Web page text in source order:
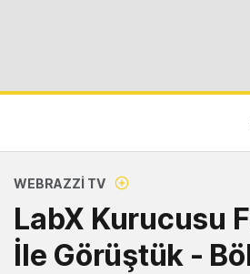
WEBRAZZI TV
LabX Kurucusu
İle Görüştük -